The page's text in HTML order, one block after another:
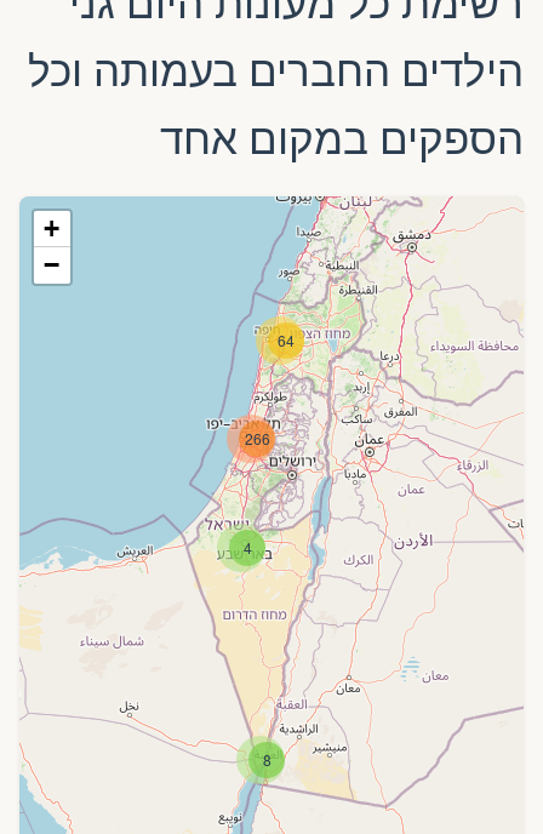
הילדים החברים בעמותה וכל
הספקים במקום אחד
8
4
64
266
+
−